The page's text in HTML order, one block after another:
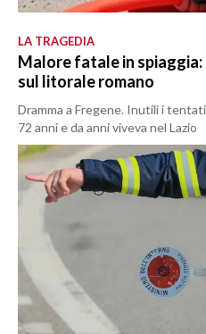
LA TRAGEDIA
Malore fatale in
sul litorale romano
Dramma a Fregene. Inutili i
72 anni e da anni viveva nel Lazio